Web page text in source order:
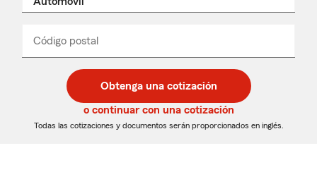
desplegable
Código postal
de
5
dígitos
de
5
dígitos
_____
Obtenga una cotización
o continuar con una cotización
Todas las cotizaciones y documentos serán proporcionados en inglés.